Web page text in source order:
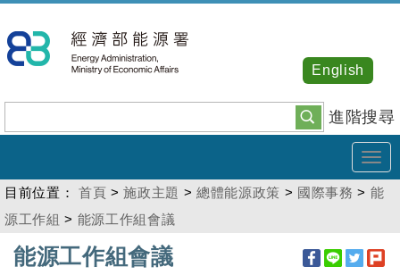
到
主
內
容
進階搜尋
English
目前位置： 首頁 >施政主題 >總體能源政策 > 國際事務 > 能
源工作組 > 能源工作組會議
:::
能源工作組會議